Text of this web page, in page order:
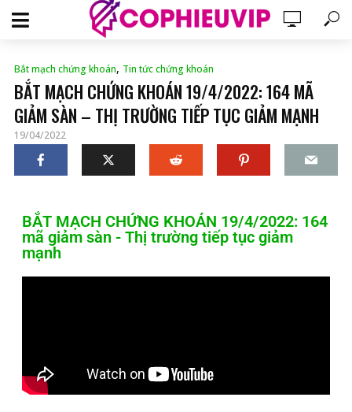
Bắt mạch chứng khoán, Tin tức chứng khoán
BẮT MẠCH CHỨNG KHOÁN 19/4/2022: 164 MÃ
GIẢM SÀN – THỊ TRƯỜNG TIẾP TỤC GIẢM MẠNH
19/04/2022
BẮT MẠCH CHỨNG KHOÁN 19/4/2022: 164
mã giảm sàn - Thị trường tiếp tục giảm
mạnh